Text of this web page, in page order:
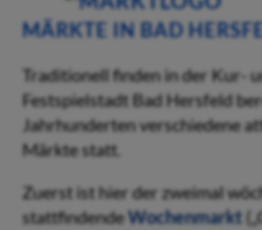
MÄRKTE IN BAD
Traditionell finden in der Kur-
Festspielstadt Bad Hersfeld
Jahrhunderten verschiedene
Märkte statt.
Zuerst ist hier der zweimal
stattfindendeWochenmarkt